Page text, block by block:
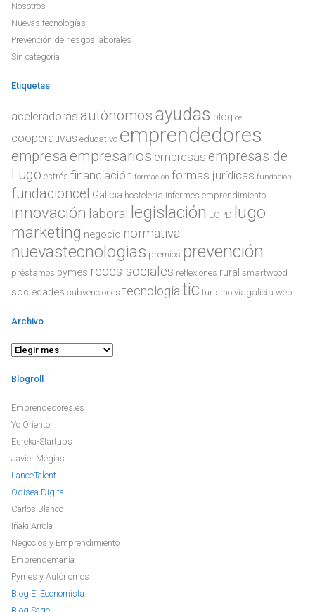
Nosotros
Nuevas tecnologías
Prevención de riesgos laborales
Sin categoría
Etiquetas
aceleradoras autónomos ayudas blog cel
cooperativas educativo emprendedores
empresaempresarios empresas empresas de
Lugo estrés financiación formación formas jurídicas fundacion
fundacioncel Galicia hostelería informes emprendimiento
innovación laboral legislación LOPD lugo
marketing negocio normativa
nuevastecnologias premios prevención
préstamos pymes redes sociales reflexiones rural smartwood
sociedades subvenciones tecnologíatic turismo viagalicia web
Archivo
Archivo
Blogroll
Emprendedores.es
Yo Oriento
Eureka-Startups
Javier Megias
LanceTalent
Odisea Digital
Carlos Blanco
Iñaki Arrola
Negocios y Emprendimiento
Emprendemanía
Pymes y Autónomos
Blog El Economista